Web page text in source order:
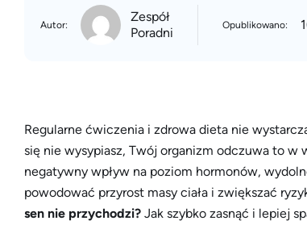
Autor:
Zespół
Poradni
Opublikowano:
Regularne ćwiczenia i zdrowa dieta nie
się nie wysypiasz, Twój organizm odczuwa to w
negatywny wpływ na poziom hormonów,
powodować przyrost masy ciała i zwiększać
sen nie przychodzi? Jak szybko zasnąć i lepiej